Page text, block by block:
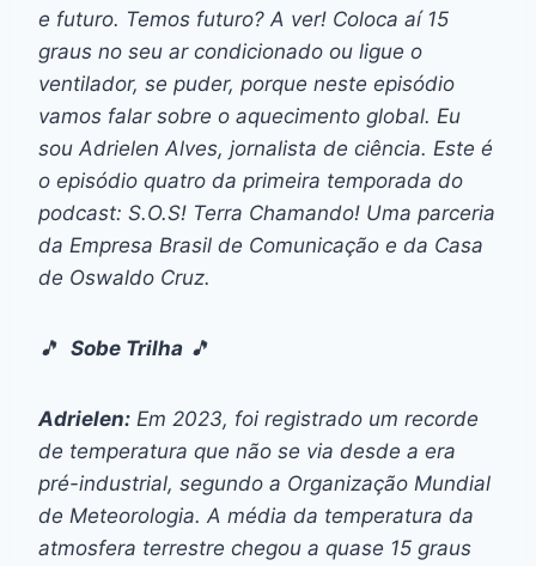
e futuro. Temos futuro? A ver! Coloca aí 15
graus no seu ar condicionado ou ligue o
ventilador, se puder, porque neste episódio
vamos falar sobre o aquecimento global. Eu
sou Adrielen Alves, jornalista de ciência. Este é
o episódio quatro da primeira temporada do
podcast: S.O.S! Terra Chamando! Uma parceria
da Empresa Brasil de Comunicação e da Casa
de Oswaldo Cruz.
🎵 Sobe Trilha 🎵
Adrielen: Em 2023, foi registrado um recorde
de temperatura que não se via desde a era
pré-industrial, segundo a Organização Mundial
de Meteorologia. A média da temperatura da
atmosfera terrestre chegou a quase 15 graus